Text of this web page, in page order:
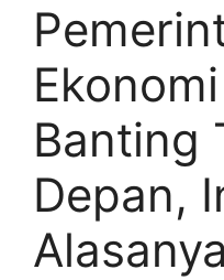
Banting
Depan,
Alasanya